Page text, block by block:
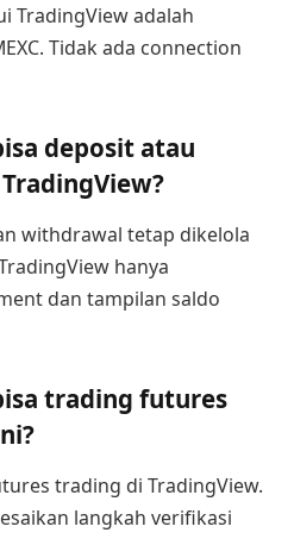
TradingView adalah
Tidak ada connection
deposit atau
withdrawal tetap dikelola
hanya
dan tampilan saldo
trading futures
trading di TradingView.
langkah verifikasi